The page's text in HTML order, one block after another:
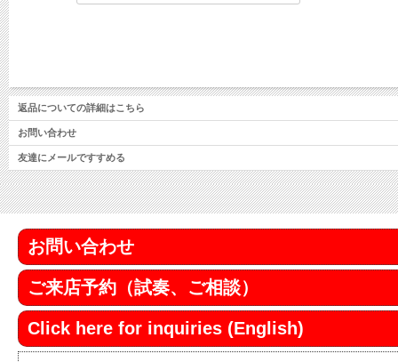
返品についての詳細はこちら
お問い合わせ
友達にメールですすめる
お問い合わせ
ご来店予約（試奏、ご相談）
Click here for inquiries (English)